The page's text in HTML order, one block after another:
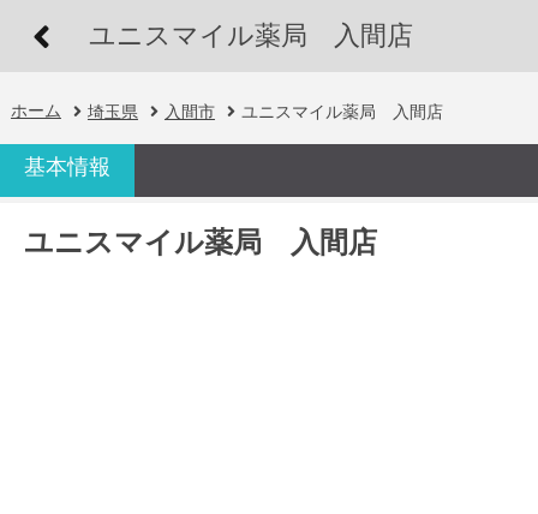
ユニスマイル薬局 入間店
ホーム 埼玉県 入間市 ユニスマイル薬局 入間店
基本情報
ユニスマイル薬局 入間店